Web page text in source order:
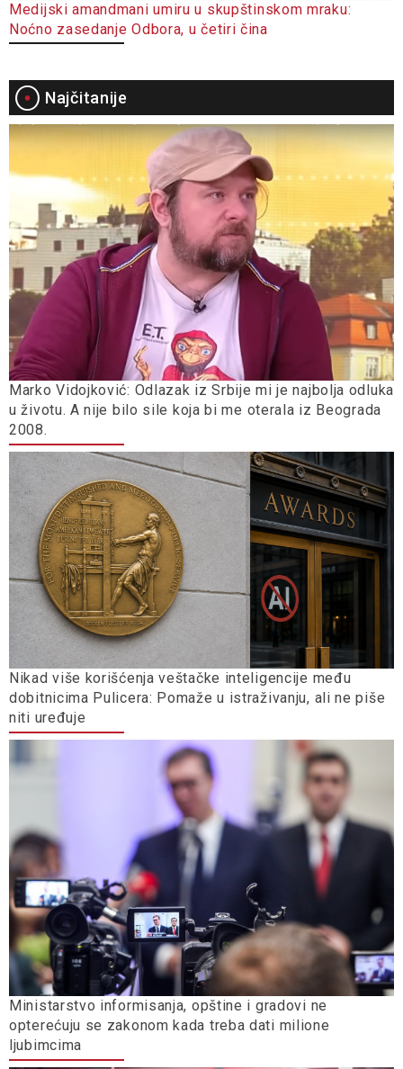
Medijski amandmani umiru u skupštinskom mraku:
Noćno zasedanje Odbora, u četiri čina
Najčitanije
Marko Vidojković: Odlazak iz Srbije mi je najbolja odluka
u životu. A nije bilo sile koja bi me oterala iz Beograda
2008.
Nikad više korišćenja veštačke inteligencije među
dobitnicima Pulicera: Pomaže u istraživanju, ali ne piše
niti uređuje
Ministarstvo informisanja, opštine i gradovi ne
opterećuju se zakonom kada treba dati milione
ljubimcima